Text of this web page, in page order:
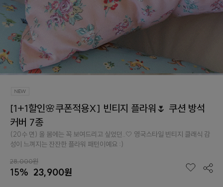
[1+1할인🌸쿠폰적용X] 빈티지 플라워🌷 쿠션 방석
커버 7종
(20수 면) 올 봄에는 꼭 보여드리고 싶었던..🤍 영국스타일 빈티지 클래식 감
성이 느껴지는 잔잔한 플라워 패턴이예요 :)
28,000원
15% 23,900원